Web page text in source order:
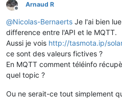
Offline
Arnaud R
@Nicolas-Bernaerts Je l'ai bien
difference entre l'API et le MQTT.
Aussi je vois http://tasmota.ip/
ce sont des valeurs fictives ?
En MQTT comment téléinfo
quel topic ?
Ou ne serait-ce tout simplement